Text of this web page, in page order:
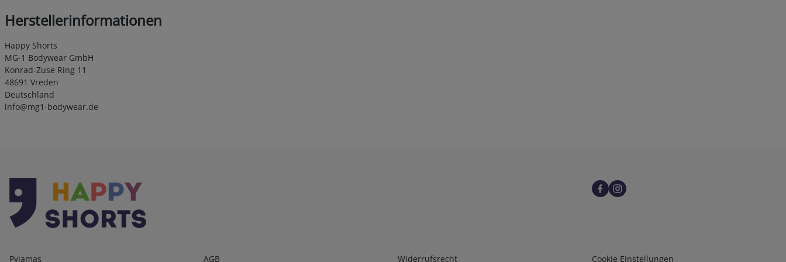
Herstellerinformationen
Happy Shorts
MG-1 Bodywear GmbH
Konrad-Zuse Ring 11
48691 Vreden
Deutschland
info@mg1-bodywear.de
Kategorien
Pyjamas Infos 1
AGB Infos 2
Widerrufsrecht Infos 3
Cookie Einstellungen